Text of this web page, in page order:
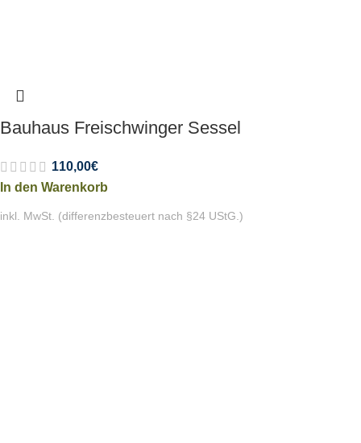
Bauhaus Freischwinger Sessel
110,00€
In den Warenkorb
inkl. MwSt. (differenzbesteuert nach §24 UStG.)